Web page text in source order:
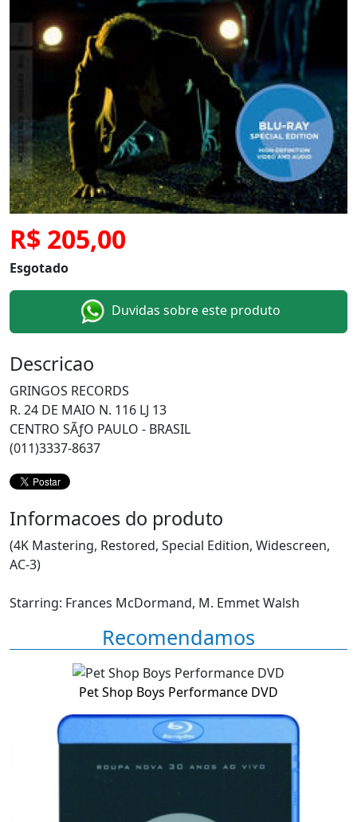
R$ 205,00
Esgotado
Duvidas sobre este produto
Descricao
GRINGOS RECORDS
R. 24 DE MAIO N. 116 LJ 13
CENTRO SÃƒO PAULO - BRASIL
(011)3337-8637
Informacoes do produto
(4K Mastering, Restored, Special Edition, Widescreen,
AC-3)
Starring: Frances McDormand, M. Emmet Walsh
Recomendamos
Pet Shop Boys Performance DVD